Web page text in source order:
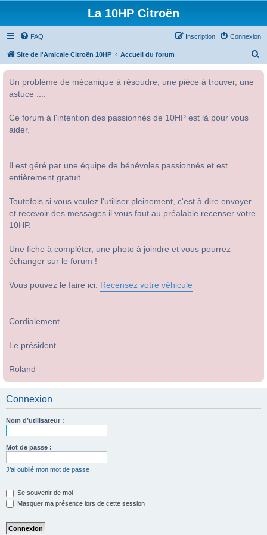
La 10HP Citroën
FAQ Connexion
Inscription
Site de l'Amicale Citroën 10HP Accueil du forum
Un problème de mécanique à résoudre, une pièce à trouver, une
astuce ....
Ce forum à l'intention des passionnés de 10HP est là pour vous
aider.
Il est géré par une équipe de bénévoles passionnés et est
entièrement gratuit.
Toutefois si vous voulez l'utiliser pleinement, c'est à dire envoyer
et recevoir des messages il vous faut au préalable recenser votre
10HP.
Une fiche à compléter, une photo à joindre et vous pourrez
échanger sur le forum !
Vous pouvez le faire ici: Recensez votre véhicule
Cordialement
Le président
Roland
Connexion
Nom d’utilisateur :
Mot de passe :
J’ai oublié mon mot de passe
Se souvenir de moi
Masquer ma présence lors de cette session